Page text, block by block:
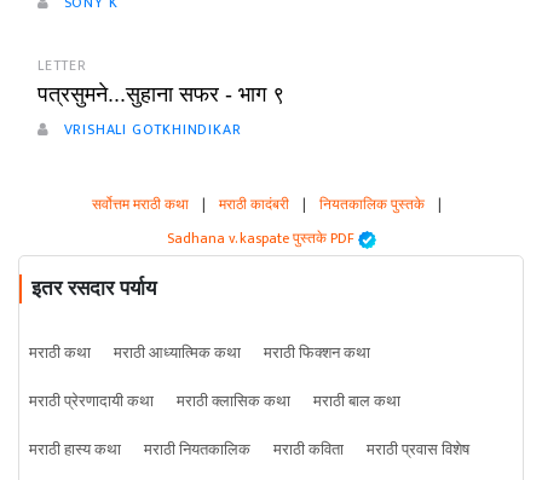
LETTER
पत्रसुमने...सुहाना सफर - भाग ९
VRISHALI GOTKHINDIKAR
सर्वोत्तम मराठी कथा | मराठी कादंबरी | नियतकालिक पुस्तके |
Sadhana v. kaspate पुस्तके PDF
इतर रसदार पर्याय
मराठी कथा मराठी आध्यात्मिक कथा
मराठी फिक्शन कथा
मराठी प्रेरणादायी कथा
मराठी क्लासिक कथा
मराठी बाल कथा
मराठी हास्य कथा
मराठी नियतकालिक मराठी कविता
मराठी प्रवास विशेष